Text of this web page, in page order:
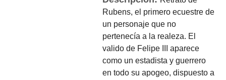
Rubens, el primero ecuestre de
un personaje que no
pertenecía a la realeza. El
valido de Felipe III aparece
como un estadista y guerrero
en todo su apogeo, dispuesto a